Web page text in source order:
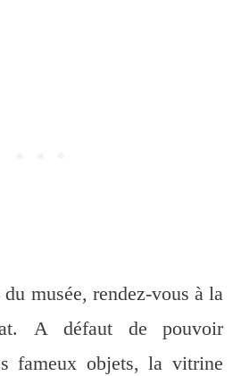
musée, rendez-vous à la
A défaut de pouvoir
fameux objets, la vitrine